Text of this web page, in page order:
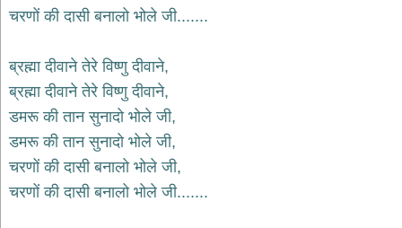
jain
bhajans
भजन
durga
bhajans
गणेश
भजन
ganesh
चरणों की दासी बनालो भोले जी.......
ब्रह्मा दीवाने तेरे विष्णु दीवाने,
ब्रह्मा दीवाने तेरे विष्णु दीवाने,
डमरू की तान सुनादो भोले जी,
डमरू की तान सुनादो भोले जी,
चरणों की दासी बनालो भोले जी,
चरणों की दासी बनालो भोले जी.......